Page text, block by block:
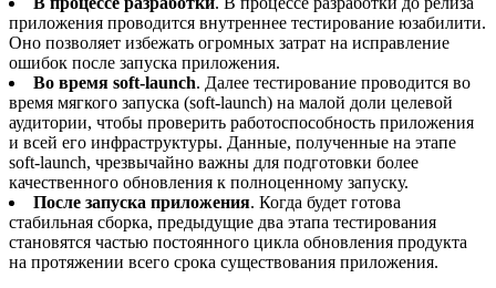
приложения проводится внутреннее тестирование юзабилити.
Оно позволяет избежать огромных затрат на исправление
ошибок после запуска приложения.
Во время soft-launch. Далее тестирование проводится во
время мягкого запуска (soft-launch) на малой доли целевой
аудитории, чтобы проверить работоспособность приложения
и всей его инфраструктуры. Данные, полученные на этапе
soft-launch, чрезвычайно важны для подготовки более
качественного обновления к полноценному запуску.
После запуска приложения. Когда будет готова
стабильная сборка, предыдущие два этапа тестирования
становятся частью постоянного цикла обновления продукта
на протяжении всего срока существования приложения.